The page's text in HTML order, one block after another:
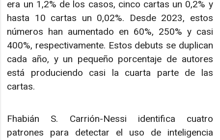
era un 1,2% de los casos, cinco cartas un 0,2% y
hasta 10 cartas un 0,02%. Desde 2023, estos
números han aumentado en 60%, 250% y casi
400%, respectivamente. Estos debuts se duplican
cada año, y un pequeño porcentaje de autores
está produciendo casi la cuarta parte de las
cartas.
Fhabián S. Carrión-Nessi identifica cuatro
patrones para detectar el uso de inteligencia